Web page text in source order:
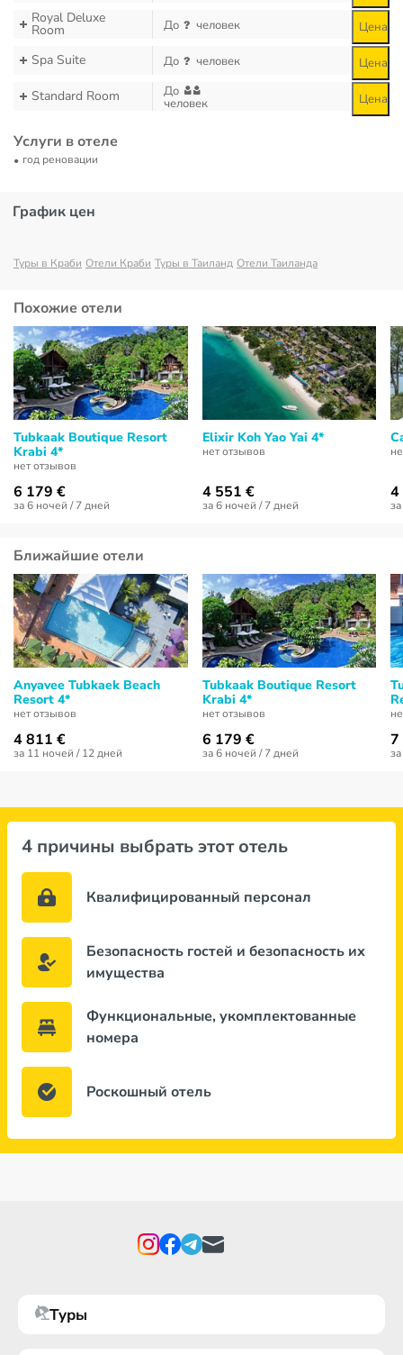
Royal Deluxe
Room До человек Цена
Spa Suite До человек Цена
Standard Room До
человек Цена
Услуги в отеле
год реновации
График цен
Туры в Краби Отели Краби Туры в Таиланд Отели Таиланда
Похожие отели
Tubkaak Boutique Resort
Krabi 4*
нет отзывов
6 179 €
за 6 ночей / 7 дней
Elixir Koh Yao Yai 4*
нет отзывов
4 551 €
за 6 ночей / 7 дней
4
Ближайшие отели
Anyavee Tubkaek Beach
Resort 4*
нет отзывов
4 811 €
за 11 ночей / 12 дней
Tubkaak Boutique Resort
Krabi 4*
нет отзывов
6 179 €
за 6 ночей / 7 дней
7
4 причины выбрать этот отель
Квалифицированный персонал
Безопасность гостей и безопасность их
имущества
Функциональные, укомплектованные
номера
Роскошный отель
Туры